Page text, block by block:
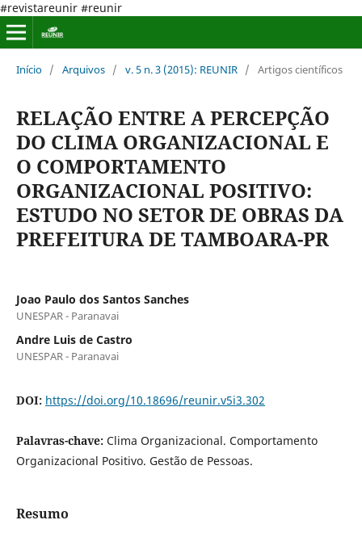
#revistareunir #reunir
Início / Arquivos / v. 5 n. 3 (2015): REUNIR / Artigos científicos
RELAÇÃO ENTRE A PERCEPÇÃO
DO CLIMA ORGANIZACIONAL E
O COMPORTAMENTO
ORGANIZACIONAL POSITIVO:
ESTUDO NO SETOR DE OBRAS DA
PREFEITURA DE TAMBOARA-PR
Joao Paulo dos Santos Sanches
UNESPAR - Paranavai
Andre Luis de Castro
UNESPAR - Paranavai
DOI: https://doi.org/10.18696/reunir.v5i3.302
Palavras-chave: Clima Organizacional. Comportamento
Organizacional Positivo. Gestão de Pessoas.
Resumo